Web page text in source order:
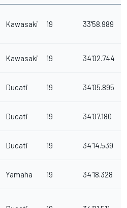
Kawasaki 19 33'58.989
Kawasaki 19 34'02.744
Ducati 19 34'05.895
Ducati 19 34'07.180
Ducati 19 34'14.539
Yamaha 19 34'18.328